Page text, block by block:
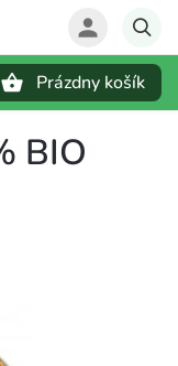
Prázdny košík
BIO